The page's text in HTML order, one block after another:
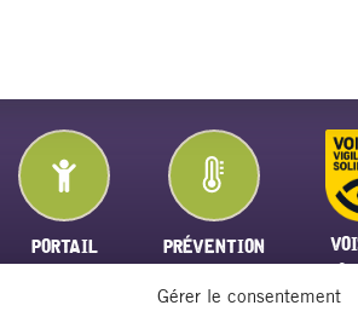
Gérer le consentement
PORTAIL
PRÉVENTION